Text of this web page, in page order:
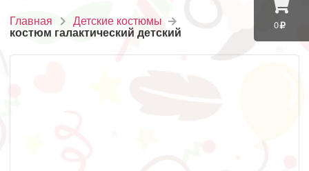
0
Главная Детские костюмы
костюм галактический детский